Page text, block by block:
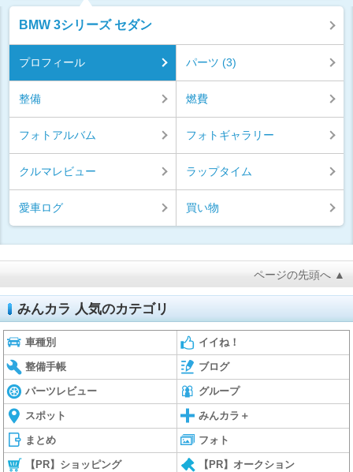
BMW 3シリーズ セダン
プロフィール パーツ (3)
整備 燃費
フォトアルバム フォトギャラリー
クルマレビュー ラップタイム
愛車ログ 買い物
ページの先頭へ ▲
みんカラ 人気のカテゴリ
車種別 イイね！
整備手帳 ブログ
パーツレビュー グループ
スポット みんカラ＋
まとめ フォト
【PR】ショッピング 【PR】オークション